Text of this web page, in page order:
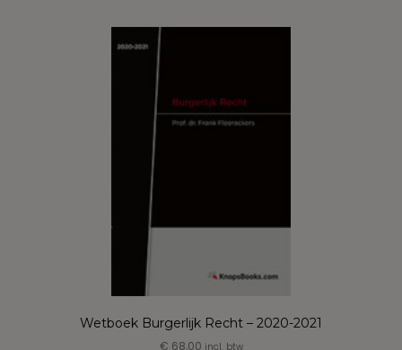
Wetboek Burgerlijk Recht – 2020-2021
€ 68,00 incl. btw